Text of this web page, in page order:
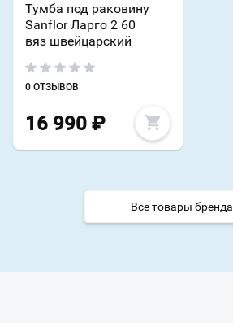
Тумба под раковину
Sanflor Ларго 2 60
вяз швейцарский
0 ОТЗЫВОВ
16 990 ₽
Все товары бренда